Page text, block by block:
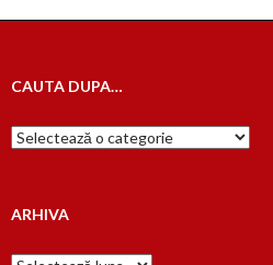
CAUTA DUPA…
Cauta
dupa…
ARHIVA